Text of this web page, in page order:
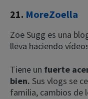
21. MoreZoella
Zoe Sugg es una
lleva haciendo
Tiene un fuerte
bien. Sus vlogs se
familia, cambios de